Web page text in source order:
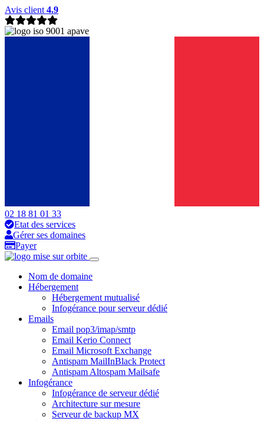
Avis client 4.9
02 18 81 01 33
Etat des services
Gérer ses domaines
Payer
Nom de domaine
Hébergement
Hébergement mutualisé
Infogérance pour serveur dédié
Emails
Email pop3/imap/smtp
Email Kerio Connect
Email Microsoft Exchange
Antispam MailInBlack Protect
Antispam Altospam Mailsafe
Infogérance
Infogérance de serveur dédié
Architecture sur mesure
Serveur de backup MX